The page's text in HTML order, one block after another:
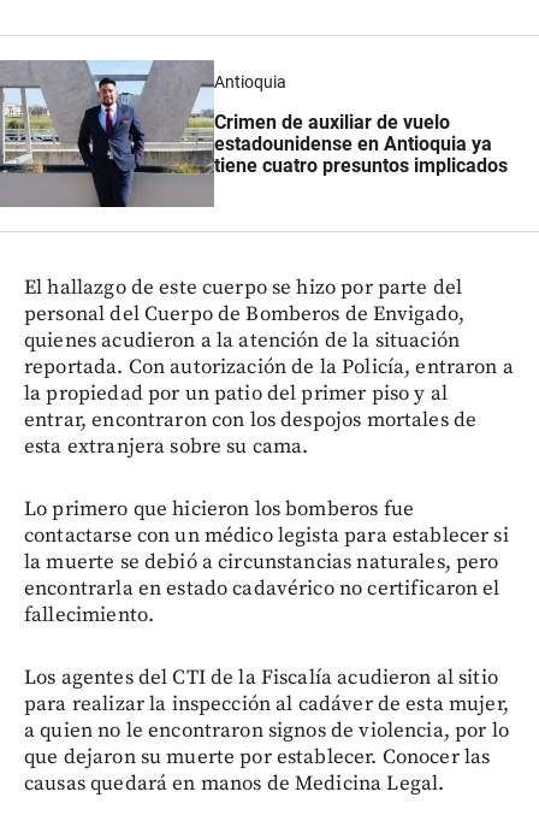
Antioquia
Crimen de auxiliar de vuelo
estadounidense en Antioquia ya
tiene cuatro presuntos implicados
El hallazgo de este cuerpo se hizo por parte del
personal del Cuerpo de Bomberos de Envigado,
quienes acudieron a la atención de la situación
reportada. Con autorización de la Policía, entraron a
la propiedad por un patio del primer piso y al
entrar, encontraron con los despojos mortales de
esta extranjera sobre su cama.
Lo primero que hicieron los bomberos fue
contactarse con un médico legista para establecer si
la muerte se debió a circunstancias naturales, pero
encontrarla en estado cadavérico no certificaron el
fallecimiento.
Los agentes del CTI de la Fiscalía acudieron al sitio
para realizar la inspección al cadáver de esta mujer,
a quien no le encontraron signos de violencia, por lo
que dejaron su muerte por establecer. Conocer las
causas quedará en manos de Medicina Legal.